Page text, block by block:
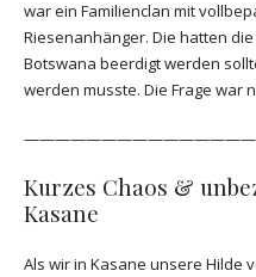
war ein Familienclan mit
Riesenanhänger. Die hatten
Botswana beerdigt werden
werden musste. Die Frage war
Kurzes Chaos &
Kasane
Als wir in Kasane unsere Hilde